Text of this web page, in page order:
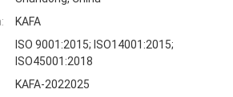
KAFA
ISO 9001:2015; ISO14001:2015;
ISO45001:2018
KAFA-2022025